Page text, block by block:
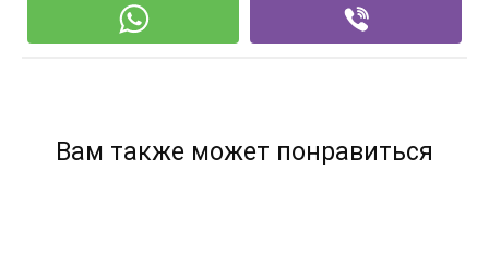
Вам также может понравиться